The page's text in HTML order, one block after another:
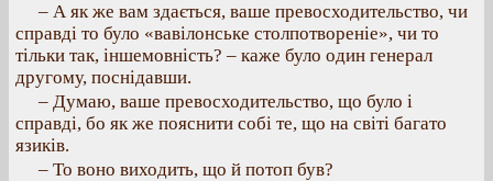
– А як же вам здається, ваше превосходительство, чи
справді то було «вавілонське столпотвореніе», чи то
тільки так, іншемовність? – каже було один генерал
другому, поснідавши.
– Думаю, ваше превосходительство, що було і
справді, бо як же пояснити собі те, що на світі багато
язиків.
– То воно виходить, що й потоп був?